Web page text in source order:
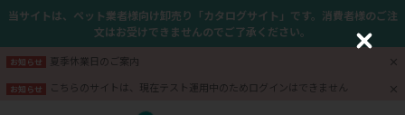
当サイトは、ペット業者様向け卸売り「カタログサイト」です。消費者様のご注
文はお受けできませんのでご了承ください。
お知らせ 夏季休業日のご案内
お知らせ こちらのサイトは、現在テスト運用中のためログインはできません
C